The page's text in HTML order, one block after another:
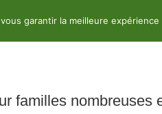
Animations
familles nombreuses
garantir la meilleure